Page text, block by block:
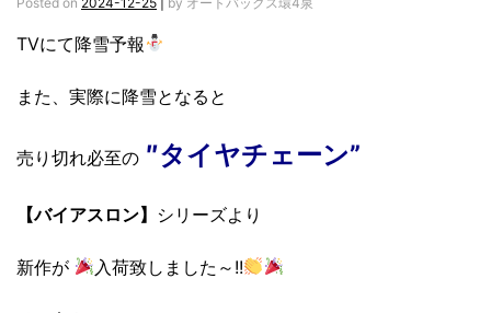
TVにて降雪予報
また、実際に降雪となると
売り切れ必至の ″タイヤチェーン”
【バイアスロン】 シリーズより
新作が 入荷致しました～!!